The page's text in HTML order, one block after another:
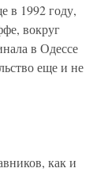
в 1992 году,
вокруг
в Одессе
еще и не
как и